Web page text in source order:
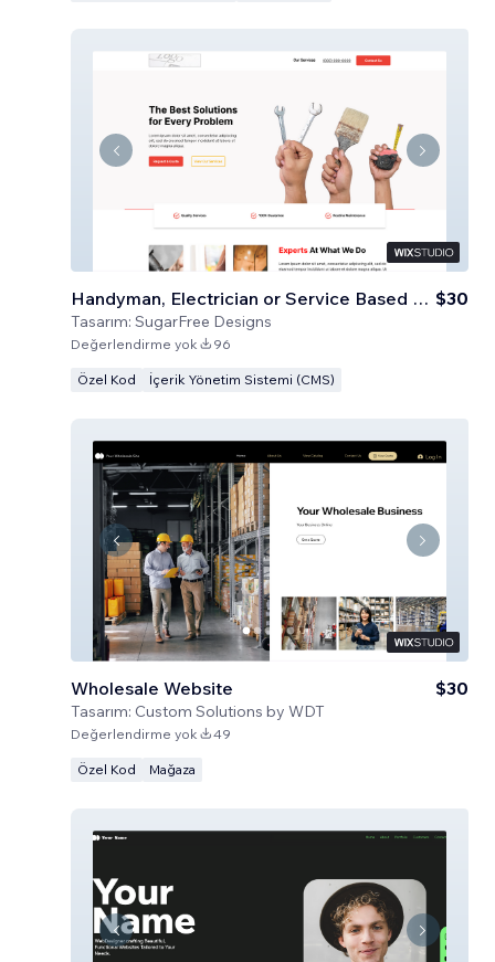
Handyman, Electrician or Service Based Business
Tasarım: SugarFree Designs
$30
Değerlendirme yok 96
Özel Kod İçerik Yönetim Sistemi (CMS)
Wholesale Website
Tasarım: Custom Solutions by WDT
$30
Değerlendirme yok 49
Özel Kod Mağaza